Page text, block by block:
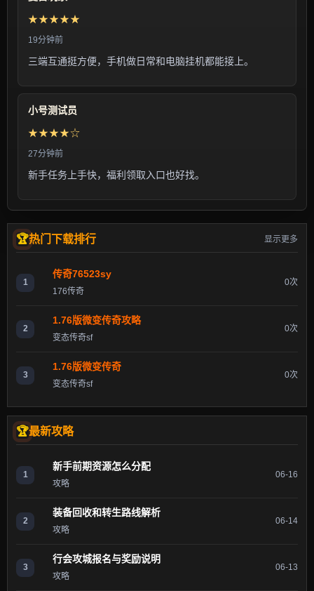
★★★★★
19分钟前
三端互通挺方便，手机做日常和电脑挂机都能接上。
小号测试员
★★★★☆
27分钟前
新手任务上手快，福利领取入口也好找。
热门下载排行 显示更多
1
传奇76523sy
176传奇
0次
2
1.76版微变传奇攻略
变态传奇sf
0次
3
1.76版微变传奇
变态传奇sf
0次
最新攻略
1
新手前期资源怎么分配
攻略
06-16
2
装备回收和转生路线解析
攻略
06-14
3
行会攻城报名与奖励说明
攻略
06-13